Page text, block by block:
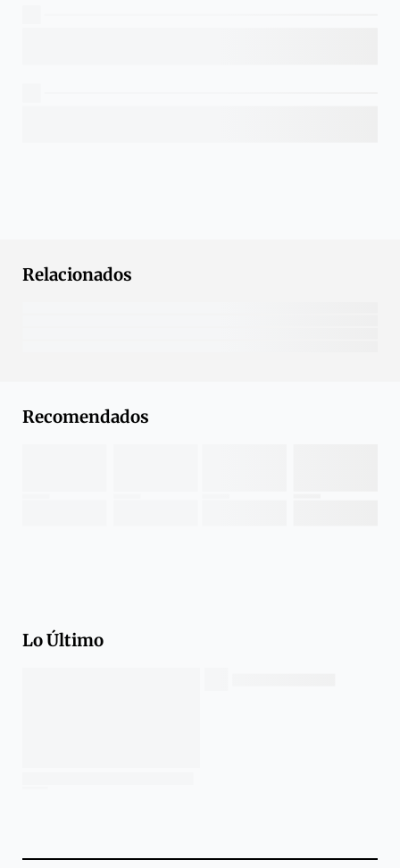
Relacionados
Recomendados
Lo Último